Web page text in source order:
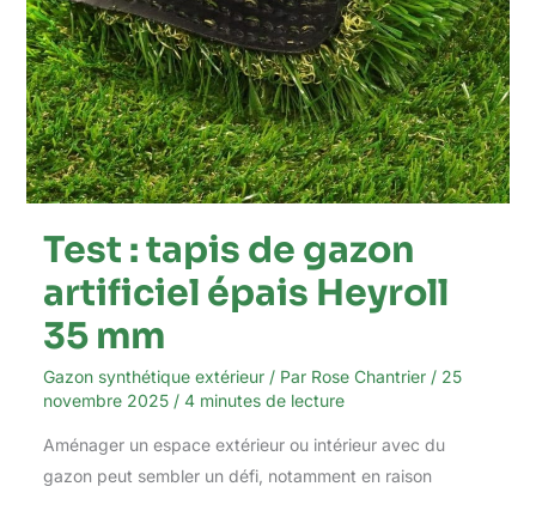
Test : tapis de gazon
artificiel épais Heyroll
35 mm
Gazon synthétique extérieur/ Par Rose Chantrier / 25
novembre 2025 / 4 minutes de lecture
Aménager un espace extérieur ou intérieur avec du
gazon peut sembler un défi, notamment en raison